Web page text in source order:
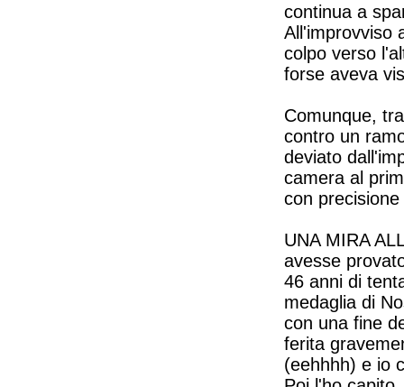
continua a
All'improvviso
colpo verso
forse aveva
Comunque,
contro un
deviato
camera al
con
UNA MIRA
avesse
46 anni di
medaglia di
con una fine
ferita
(eehhhh) e io